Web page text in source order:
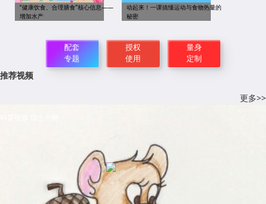
“健康饮食、合理膳食”核心信息——
增加水产
动起来！一课搞懂运动与食物热量的
秘密
配套
专题
授权
使用
量身
定制
推荐视频
更多>>